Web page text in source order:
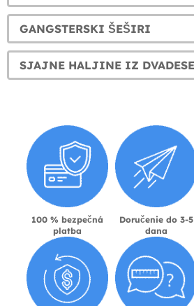
GANGSTERSKI ŠEŠIRI
100 % bezpečná
platba
Doručenie do 3-5
dana